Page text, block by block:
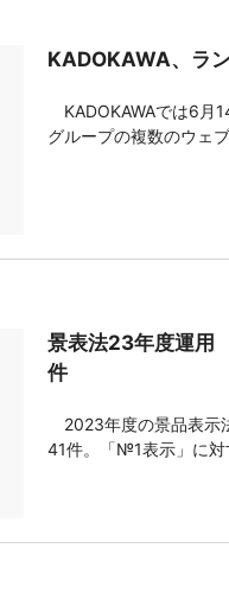
KADOKAWA、ラ
KADOKAWAでは6月
グループの複数のウェ
サーバーにアクセスで
景表法23年度運用
件
2023年度の景品表示
41件。「№1表示」に対